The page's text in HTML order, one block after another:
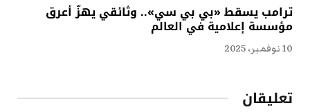
ترامب يسقط «بي بي سي».. وثائقي يهزّ أعرق
مؤسسة إعلامية في العالم
10 نوفمبر، 2025
تعليقان